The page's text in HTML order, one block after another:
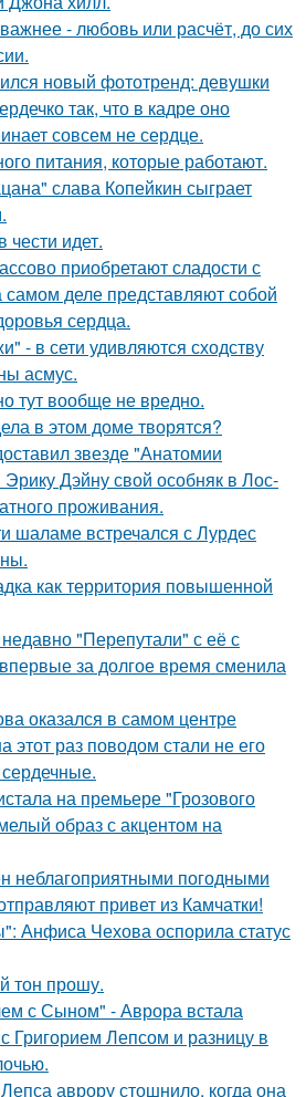
- любовь или расчёт, до сих
новый фототренд: девушки
так, что в кадре оно
совсем не сердце.
питания, которые работают.
слава Копейкин сыграет
чести идет.
приобретают сладости с
деле представляют собой
сердца.
- в сети удивляются сходству
асмус.
тут вообще не вредно.
в этом доме творятся?
звезде "Анатомии
Дэйну свой особняк в Лос-
проживания.
шаламе встречался с Лурдес
как территория повышенной
"Перепутали" с её с
за долгое время сменила
оказался в самом центре
этот раз поводом стали не его
на премьере "Грозового
образ с акцентом на
неблагоприятными погодными
привет из Камчатки!
Анфиса Чехова оспорила статус
тон прошу.
с Сыном" - Аврора встала
Григорием Лепсом и разницу в
аврору стошнило, когда она